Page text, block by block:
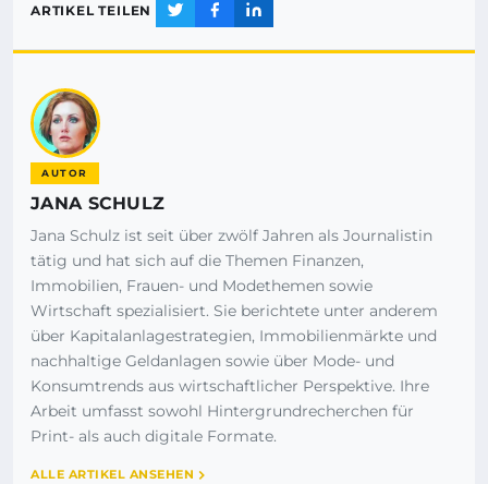
ARTIKEL TEILEN
AUTOR
JANA SCHULZ
Jana Schulz ist seit über zwölf Jahren als Journalistin
tätig und hat sich auf die Themen Finanzen,
Immobilien, Frauen- und Modethemen sowie
Wirtschaft spezialisiert. Sie berichtete unter anderem
über Kapitalanlagestrategien, Immobilienmärkte und
nachhaltige Geldanlagen sowie über Mode- und
Konsumtrends aus wirtschaftlicher Perspektive. Ihre
Arbeit umfasst sowohl Hintergrundrecherchen für
Print- als auch digitale Formate.
ALLE ARTIKEL ANSEHEN